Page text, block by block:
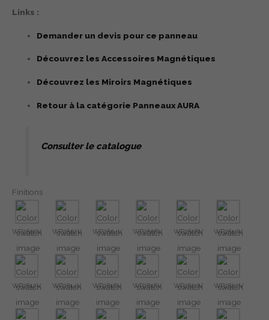
Links :
Demander un devis pour ce panneau
Découvrez les Accessoires Magnétiques
Découvrez les Miroirs Magnétiques
Retour à la catégorie Panneaux AURA
Consulter le catalogue
Finitions
WP2800V WP2802V WP2804V WP2806V WP2808V WP2810V
WP2812V WP2814V WP2816V WP2818V WP2820V WP2822V